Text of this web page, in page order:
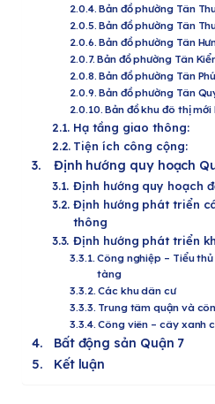
Bản đồ phường Tân
Bản đồ phường Tân
Bản đồ phường Tân
Bản đồ phường Tân
Bản đồ phường Tân Phú
Bản đồ phường Tân
Bản đồ khu đô thị mới
Hạ tầng giao thông:
Tiện ích công cộng:
Định hướng quy hoạch
Định hướng quy hoạch
Định hướng phát triển
thông
Định hướng phát triển
Công nghiệp – Tiểu
tàng
Các khu dân cư
Trung tâm quận và
Công viên – cây xanh
Bất động sản Quận 7
Kết luận